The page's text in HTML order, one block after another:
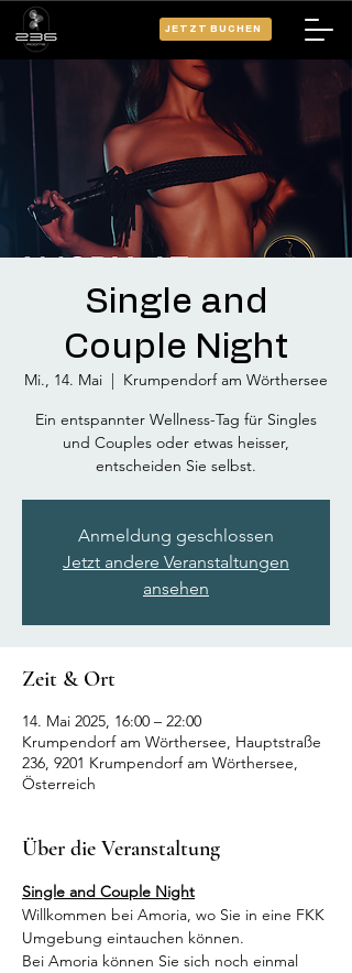
JETZT BUCHEN
Single and
Couple Night
Mi., 14. Mai
  |
Krumpendorf am Wörthersee
Ein entspannter Wellness-Tag für Singles
und Couples oder etwas heisser,
entscheiden Sie selbst.
Anmeldung geschlossen
Jetzt andere Veranstaltungen
ansehen
Zeit & Ort
14. Mai 2025, 16:00 – 22:00
Krumpendorf am Wörthersee, Hauptstraße
236, 9201 Krumpendorf am Wörthersee,
Österreich
Über die Veranstaltung
Single and Couple Night
Willkommen bei Amoria, wo Sie in eine FKK
Umgebung eintauchen können.
Bei Amoria können Sie sich noch einmal